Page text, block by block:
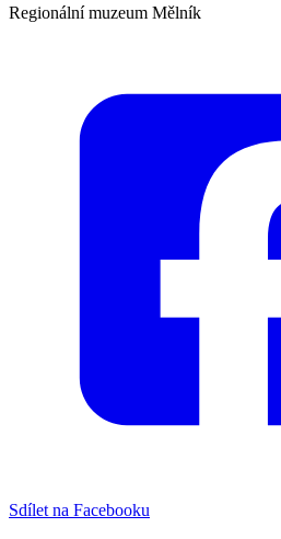
Regionální muzeum Mělník
Sdílet na Facebooku